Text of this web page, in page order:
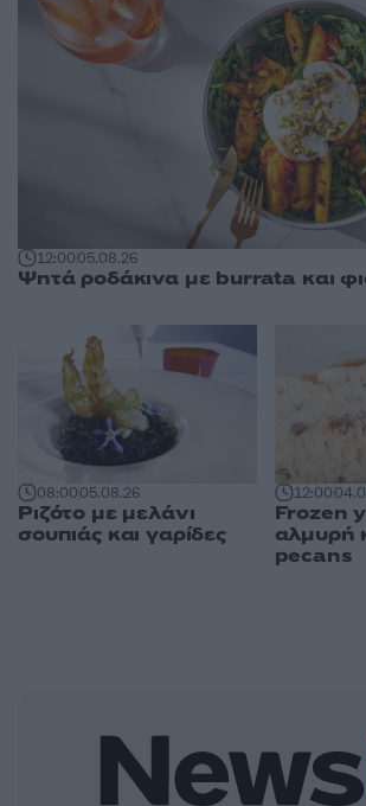
12:0005.08.26
Ψητά ροδάκινα με burrata και
08:0005.08.26
Ριζότο με μελάνι
σουπιάς και γαρίδες
12:00
Frozen
αλμυρή
pecans